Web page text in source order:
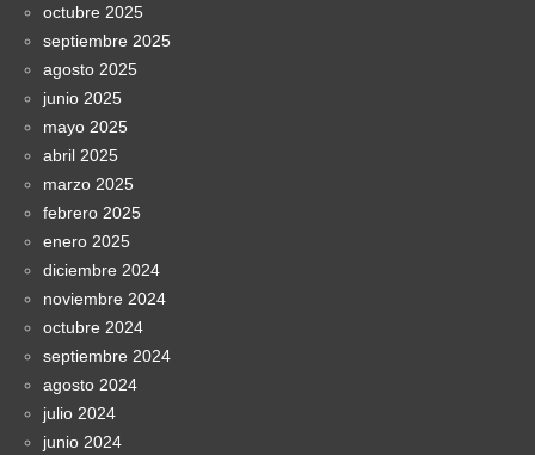
octubre 2025
septiembre 2025
agosto 2025
junio 2025
mayo 2025
abril 2025
marzo 2025
febrero 2025
enero 2025
diciembre 2024
noviembre 2024
octubre 2024
septiembre 2024
agosto 2024
julio 2024
junio 2024